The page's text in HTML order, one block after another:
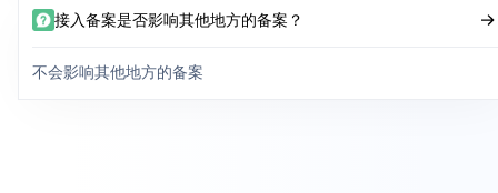
接入备案是否影响其他地方的备案？
不会影响其他地方的备案